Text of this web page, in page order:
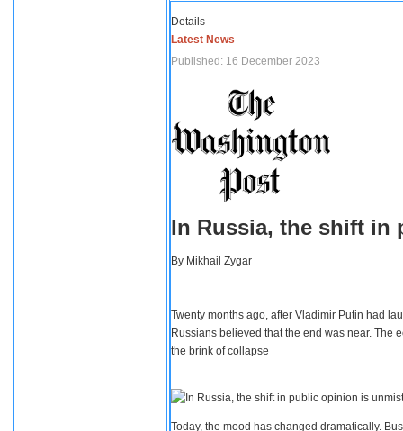
Details
Latest News
Published: 16 December 2023
In Russia, the shift in
By Mikhail Zygar
Twenty months ago, after Vladimir Putin had
Russians believed that the end was near. The
the brink of collapse
Today, the mood has changed dramatically.